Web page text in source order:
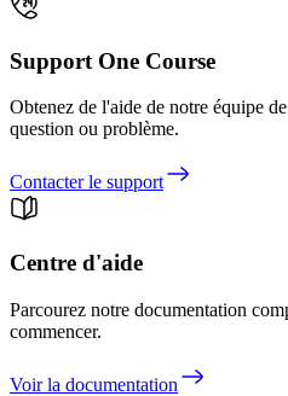
Support One Course
Obtenez de l'aide de notre équipe
question ou problème.
Contacter le support
Centre d'aide
Parcourez notre documentation
commencer.
Voir la documentation